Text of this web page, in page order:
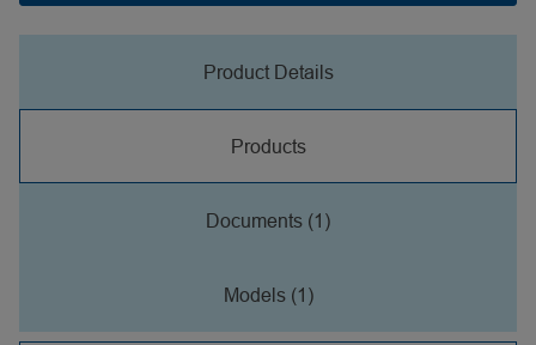
Product Details
Products
Documents (1)
Models (1)